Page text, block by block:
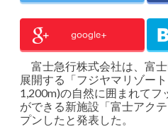
富士急行株式会社は、富
展開する「フジヤマリゾー
1,200m)の自然に囲まれてフ
ができる新施設「富士アク
プンしたと発表した。